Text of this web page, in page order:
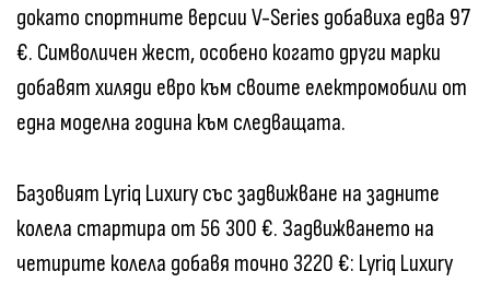
докато спортните версии V-Series добавиха едва 97
€. Символичен жест, особено когато други марки
добавят хиляди евро към своите електромобили от
една моделна година към следващата.
Базовият Lyriq Luxury със задвижване на задните
колела стартира от 56 300 €. Задвижването на
четирите колела добавя точно 3220 €: Lyriq Luxury